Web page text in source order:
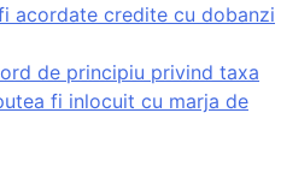
acordate credite cu dobanzi
de principiu privind taxa
fi inlocuit cu marja de